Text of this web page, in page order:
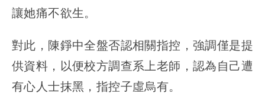
讓她痛不欲生。
對此，陳錚中全盤否認相關指控，強調僅是提
供資料，以便校方調查系上老師，認為自己遭
有心人士抹黑，指控子虛烏有。